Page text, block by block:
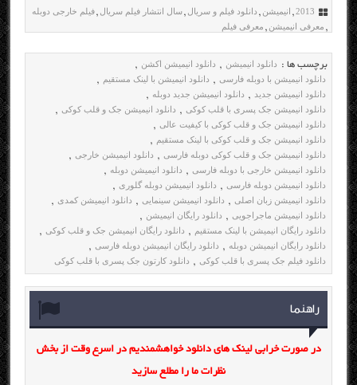
2013
, انیمیشن , دانلود فیلم و سریال ,سال انتشار فیلم سریال ,فیلم خارجی دوبله
, معرفی انیمیشن , معرفی فیلم
برچسب ها : دانلود انیمیشن , دانلود انیمیشن اکشن ,
دانلود انیمیشن با دوبله فارسی , دانلود انیمیشن با لینک مستقیم ,
دانلود انیمیشن جدید , دانلود انیمیشن جدید دوبله ,
دانلود انیمیشن جک پسری با قلب کوکی , دانلود انیمیشن جک و قلب کوکی ,
دانلود انیمیشن جک و قلب کوکی با کیفیت عالی ,
دانلود انیمیشن جک و قلب کوکی با لینک مستقیم ,
دانلود انیمیشن جک و قلب کوکی دوبله فارسی , دانلود انیمیشن خارجی ,
دانلود انیمیشن خارجی با دوبله فارسی , دانلود انیمیشن دوبله ,
دانلود انیمیشن دوبله فارسی , دانلود انیمیشن دوبله گلوری ,
دانلود انیمیشن زبان اصلی , دانلود انیمیشن سینمایی , دانلود انیمیشن کمدی ,
دانلود انیمیشن ماجراجویی , دانلود رایگان انیمیشن ,
دانلود رایگان انیمیشن با لینک مستقیم , دانلود رایگان انیمیشن جک و قلب کوکی ,
دانلود رایگان انیمیشن دوبله , دانلود رایگان انیمیشن دوبله فارسی ,
دانلود فیلم جک پسری با قلب کوکی , دانلود کارتون جک پسری با قلب کوکی
راهنما
در صورت خرابی لینک های دانلود خواهشمندیم در اسرع وقت از بخش
نظرات ما را مطلع سازید